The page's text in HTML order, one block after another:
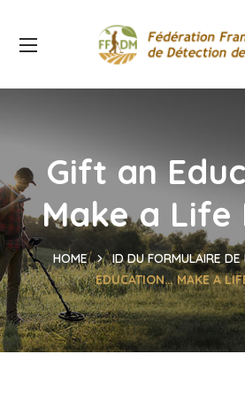
Gift an
Make a
HOME ID DU FORMULAIRE
EDUCATION… MAKE A